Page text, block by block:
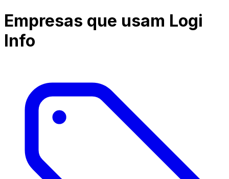
Empresas que usam Logi
Info